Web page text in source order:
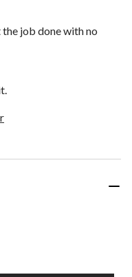
job done with no
produit.